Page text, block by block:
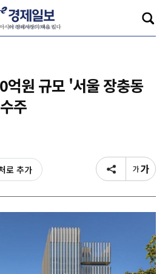
원 규모 '서울 장충동
주
로 추가